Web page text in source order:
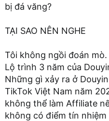
bị đá văng?
TẠI SAO NÊN NGHE
Tôi không ngồi đoán
Lộ trình 3 năm của
Những gì xảy ra ở
TikTok Việt Nam năm
không thể làm Affiliate
không có điểm tín